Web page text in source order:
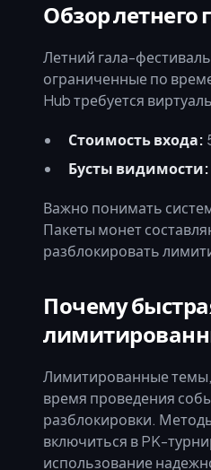
Обзор летнего
Летний гала-
ограниченные по
Hub требуется
Стоимость входа:
Бусты видимости:
Важно понимать
Пакеты монет
разблокировать
Почему
Лимитированные темы,
время проведения
разблокировки.
включиться в PK-
использование